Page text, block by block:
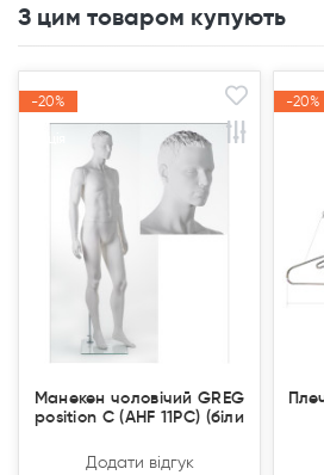
З цим товаром купують
-20%
-20%
Манекен чоловічий GREG
position C (AHF 11PC) (біли
Додати відгук
-20%
-20%